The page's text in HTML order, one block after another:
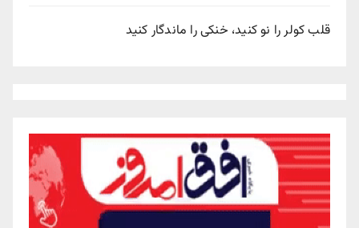
قلب کولر را نو کنید، خنکی را ماندگار کنید